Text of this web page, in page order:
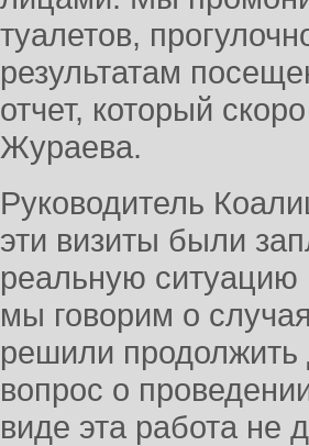
туалетов,
результатам
отчет, который
Жураева.
Руководитель
эти визиты были
реальную ситуацию
мы говорим о
решили
вопрос о
виде эта работа не